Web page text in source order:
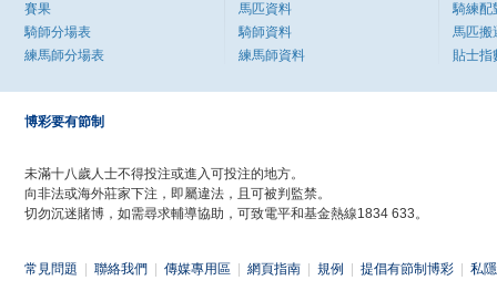
賽果
騎師分場表
練馬師分場表
馬匹資料
騎師資料
練馬師資料
騎練配
馬匹搬
貼士指
博彩要有節制
未滿十八歲人士不得投注或進入可投注的地方。
向非法或海外莊家下注，即屬違法，且可被判監禁。
切勿沉迷賭博，如需尋求輔導協助，可致電平和基金熱線1834 633。
常見問題 聯絡我們 傳媒專用區 網頁指南 規例 提倡有節制博彩 私